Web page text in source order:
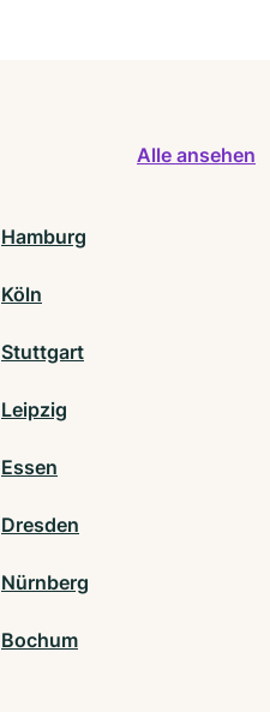
Alle ansehen
Hamburg
Köln
Stuttgart
Leipzig
Essen
Dresden
Nürnberg
Bochum